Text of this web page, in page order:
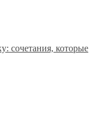
сочетания, которые